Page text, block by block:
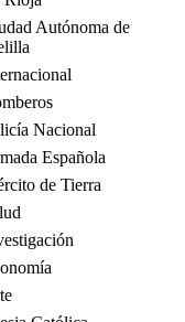
Autónoma de
Nacional
Española
de Tierra